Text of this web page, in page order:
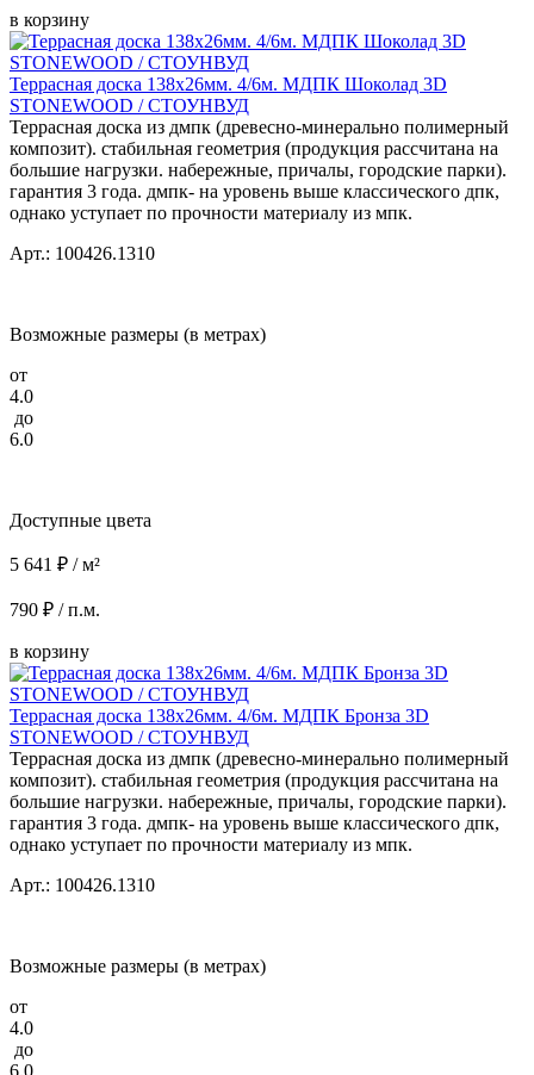
в корзину
Террасная доска 138x26мм. 4/6м. МДПК Шоколад 3D
STONEWOOD / СТОУНВУД
Террасная доска из дмпк (древесно-минерально полимерный
композит). стабильная геометрия (продукция рассчитана на
большие нагрузки. набережные, причалы, городские парки).
гарантия 3 года. дмпк- на уровень выше классического дпк,
однако уступает по прочности материалу из мпк.
Арт.: 100426.1310
Возможные размеры (в метрах)
от
4.0
до
6.0
Доступные цвета
5 641 ₽ / м²
790 ₽ / п.м.
в корзину
Террасная доска 138x26мм. 4/6м. МДПК Бронза 3D
STONEWOOD / СТОУНВУД
Террасная доска из дмпк (древесно-минерально полимерный
композит). стабильная геометрия (продукция рассчитана на
большие нагрузки. набережные, причалы, городские парки).
гарантия 3 года. дмпк- на уровень выше классического дпк,
однако уступает по прочности материалу из мпк.
Арт.: 100426.1310
Возможные размеры (в метрах)
от
4.0
до